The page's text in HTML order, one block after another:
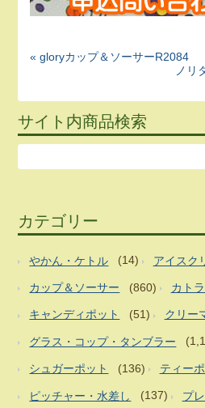
« gloryカップ＆ソーサーR2084
ノリ
サイト内商品検索
カテゴリー
やかん・ケトル (14) アイスク
カップ＆ソーサー (860) カト
キャンディポット (51) クリー
グラス・コップ・タンブラー
シュガーポット (136) ティー
ピッチャー・水差し (137) プ